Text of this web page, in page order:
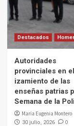
Destacados
Autoridades
provinciales en el
izamiento de las
enseñas patrias
Semana de la
Maria Eugenia Montero
30 julio, 2026 0